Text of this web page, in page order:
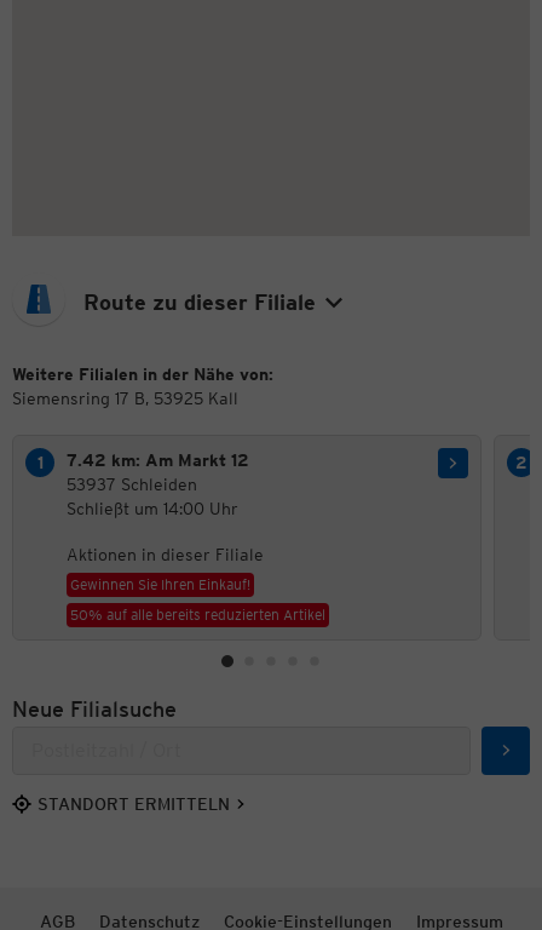
Route zu dieser Filiale
Weitere Filialen in der Nähe von:
Siemensring 17 B, 53925 Kall
7.42 km: Am Markt 12
53937 Schleiden
Schließt um 14:00 Uhr
Aktionen in dieser Filiale
Gewinnen Sie Ihren Einkauf!
50% auf alle bereits reduzierten Artikel
Neue Filialsuche
STANDORT ERMITTELN
AGB Datenschutz Cookie-Einstellungen Impressum